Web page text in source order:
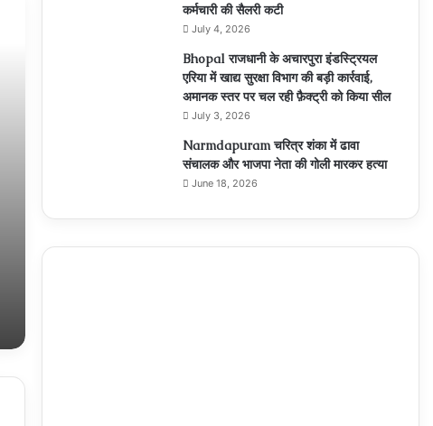
कर्मचारी की सैलरी कटी
July 4, 2026
Bhopal राजधानी के अचारपुरा इंडस्ट्रियल
एरिया में खाद्य सुरक्षा विभाग की बड़ी कार्रवाई,
अमानक स्तर पर चल रही फ़ैक्ट्री को किया सील
July 3, 2026
Narmdapuram चरित्र शंका में ढावा
संचालक और भाजपा नेता की गोली मारकर हत्या
June 18, 2026